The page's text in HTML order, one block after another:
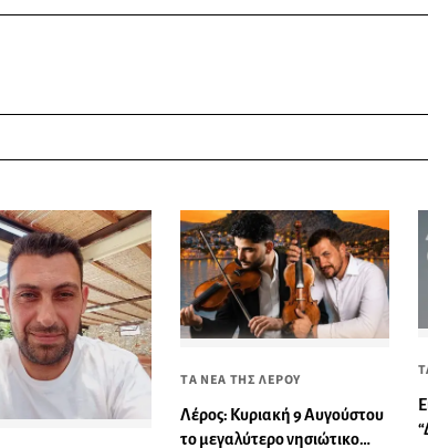
ΤΑ ΝΕΑ ΤΗΣ ΛΕΡΟΥ
Λέρος: Κυριακή 9 Αυγούστου
το μεγαλύτερο νησιώτικο